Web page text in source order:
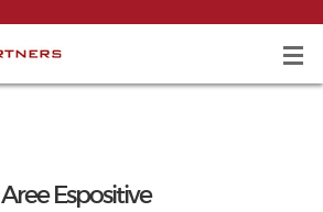
Aree Espositive